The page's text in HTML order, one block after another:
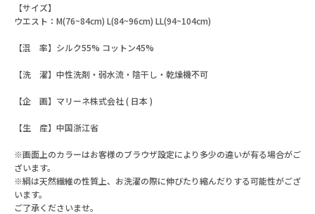
【サイズ】
ウエスト：M(76~84cm) L(84~96cm) LL(94~104cm)
【混 率】シルク55% コットン45%
【洗 濯】中性洗剤・弱水流・陰干し・乾燥機不可
【企 画】マリーネ株式会社 ( 日本 )
【生 産】中国浙江省
※画面上のカラーはお客様のブラウザ設定により多少の違いが有る場合がご
ざいます。
※絹は天然繊維の性質上、お洗濯の際に伸びたり縮んだりする可能性がござ
います。
ご了承くださいませ。